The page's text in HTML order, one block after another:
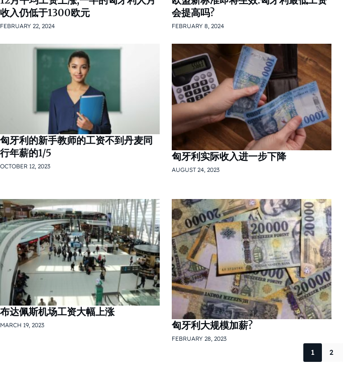
收入仍低于1300欧元
FEBRUARY 22, 2024
会提高吗?
FEBRUARY 8, 2024
匈牙利的新手教师的工资不到丹麦同
行年薪的1/5
OCTOBER 12, 2023
匈牙利实际收入进一步下降
AUGUST 24, 2023
布达佩斯机场工资大幅上涨
MARCH 19, 2023 匈牙利大规模加薪?
FEBRUARY 28, 2023
1 2